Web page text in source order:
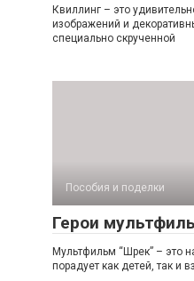
Квиллинг – это
изображений и
специально скрученной
Пособия и поделки
Герои
Мультфильм “Шрек” – это
порадует как детей, так и